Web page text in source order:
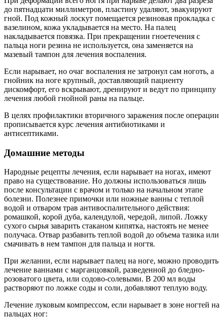
до пятнадцати миллиметров, пластину удаляют, эвакуируют
гной. Под кожный лоскут помещается резиновая прокладка с
вазелином, кожа укладывается на место. На палец
накладывается повязка. При прекращении гноетечения с
пальца ноги резина не используется, она заменяется на
мазевый тампон для лечения воспаления.
Если нарывает, но очаг воспаления не затронул сам ноготь, а
гнойник на ноге крупный, доставляющий пациенту
дискомфорт, его вскрывают, дренируют и ведут по принципу
лечения любой гнойной раны на пальце.
В целях профилактики вторичного заражения после операции
прописывается курс лечения антибиотиками и
антисептиками.
Домашние методы
Народные рецепты лечения, если нарывает на ногах, имеют
право на существование. Но должны использоваться лишь
после консультации с врачом и только на начальном этапе
болезни. Полезнее примочки или ножные ванны с теплой
водой и отваром трав антивоспалительного действия:
ромашкой, корой дуба, календулой, чередой, липой. Ложку
сухого сырья заварить стаканом кипятка, настоять не менее
получаса. Отвар разбавить теплой водой до объема тазика или
смачивать в нем тампон для пальца и ногтя.
При желании, если нарывает палец на ноге, можно проводить
лечение ваннами с марганцовкой, разведенной до бледно-
розоватого цвета, или содово-солевыми. В 200 мл воды
растворяют по ложке соды и соли, добавляют теплую воду.
Лечение луковым компрессом, если нарывает в зоне ногтей на
пальцах ног: